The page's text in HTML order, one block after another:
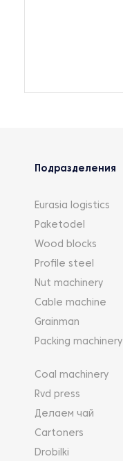
Подразделения
Eurasia logistics
Paketodel
Wood blocks
Profile steel
Nut machinery
Cable machine
Grainman
Packing machinery
Coal machinery
Rvd press
Делаем чай
Cartoners
Drobilki